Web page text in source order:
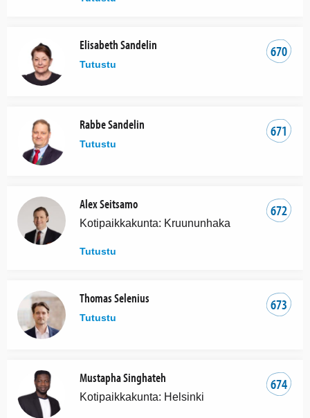
670
Elisabeth Sandelin
Tutustu
671
Rabbe Sandelin
Tutustu
672
Alex Seitsamo
Kotipaikkakunta: Kruununhaka
Tutustu
673
Thomas Selenius
Tutustu
674
Mustapha Singhateh
Kotipaikkakunta: Helsinki